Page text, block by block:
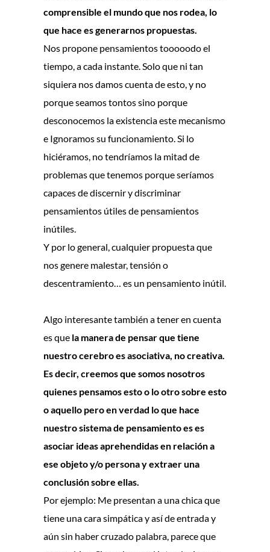
comprensible el mundo que nos rodea, lo
que hace es generarnos propuestas.
Nos propone pensamientos tooooodo el
tiempo, a cada instante. Solo que ni tan
siquiera nos damos cuenta de esto, y no
porque seamos tontos sino porque
desconocemos la existencia este mecanismo
e Ignoramos su funcionamiento. Si lo
hiciéramos, no tendríamos la mitad de
problemas que tenemos porque seríamos
capaces de discernir y discriminar
pensamientos útiles de pensamientos
inútiles.
Y por lo general, cualquier propuesta que
nos genere malestar, tensión o
descentramiento… es un pensamiento inútil.
Algo interesante también a tener en cuenta
es que la manera de pensar que tiene
nuestro cerebro es asociativa, no creativa.
Es decir, creemos que somos nosotros
quienes pensamos esto o lo otro sobre esto
o aquello pero en verdad lo que hace
nuestro sistema de pensamiento es es
asociar ideas aprehendidas en relación a
ese objeto y/o persona y extraer una
conclusión sobre ellas.
Por ejemplo: Me presentan a una chica que
tiene una cara simpática y así de entrada y
aún sin haber cruzado palabra, parece que